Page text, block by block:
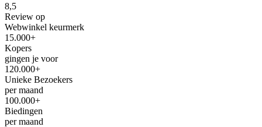
8,5
Review op
Webwinkel keurmerk
15.000+
Kopers
gingen je voor
120.000+
Unieke Bezoekers
per maand
100.000+
Biedingen
per maand